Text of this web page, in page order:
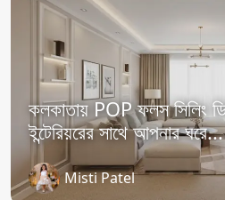
কলকাতায় POP ফলস সিলিং
ইন্টেরিয়রের সাথে আপনার ঘরে...
Misti Patel